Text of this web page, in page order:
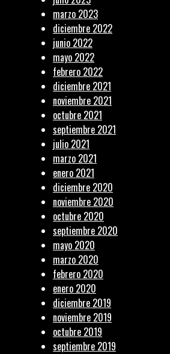
marzo 2023
diciembre 2022
junio 2022
mayo 2022
febrero 2022
diciembre 2021
noviembre 2021
octubre 2021
septiembre 2021
julio 2021
marzo 2021
enero 2021
diciembre 2020
noviembre 2020
octubre 2020
septiembre 2020
mayo 2020
marzo 2020
febrero 2020
enero 2020
diciembre 2019
noviembre 2019
octubre 2019
septiembre 2019